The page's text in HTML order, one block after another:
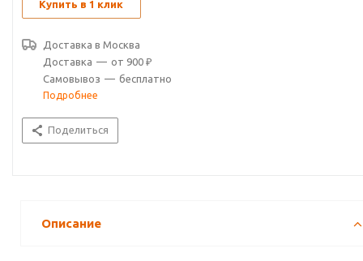
Купить в 1 клик
Доставка в Москва
Доставка — от 900 ₽
Самовывоз — бесплатно
Подробнее
Поделиться
Описание